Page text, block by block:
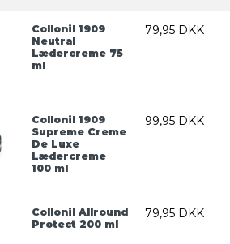
Collonil 1909
Neutral
Lædercreme 75
ml
79,95 DKK
Collonil 1909
Supreme Creme
De Luxe
Lædercreme
100 ml
99,95 DKK
Collonil Allround
Protect 200 ml
79,95 DKK